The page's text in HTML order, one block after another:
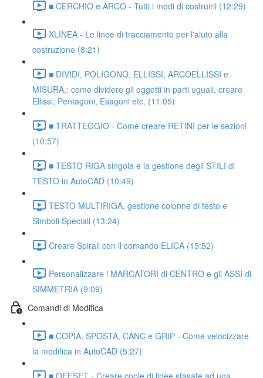
■ CERCHIO e ARCO - Tutti i modi di costruirli (12:29)
XLINEA - Le linee di tracciamento per l'aiuto alla
costruzione (8:21)
■ DIVIDI, POLIGONO, ELLISSI, ARCOELLISSI e
MISURA,: come dividere gli oggetti in parti uguali, creare
Ellissi, Pentagoni, Esagoni etc. (11:05)
■ TRATTEGGIO - Come creare RETINI per le sezioni
(10:57)
■ TESTO RIGA singola e la gestione degli STILI di
TESTO in AutoCAD (10:49)
TESTO MULTIRIGA, gestione colonne di testo e
Simboli Speciali (13:24)
Creare Spirali con il comando ELICA (15:52)
Personalizzare i MARCATORI di CENTRO e gli ASSI di
SIMMETRIA (9:09)
Comandi di Modifica
■ COPIA, SPOSTA, CANC e GRIP - Come velocizzare
la modifica in AutoCAD (5:27)
■ OFFSET - Creare copie di linee sfasate ad una